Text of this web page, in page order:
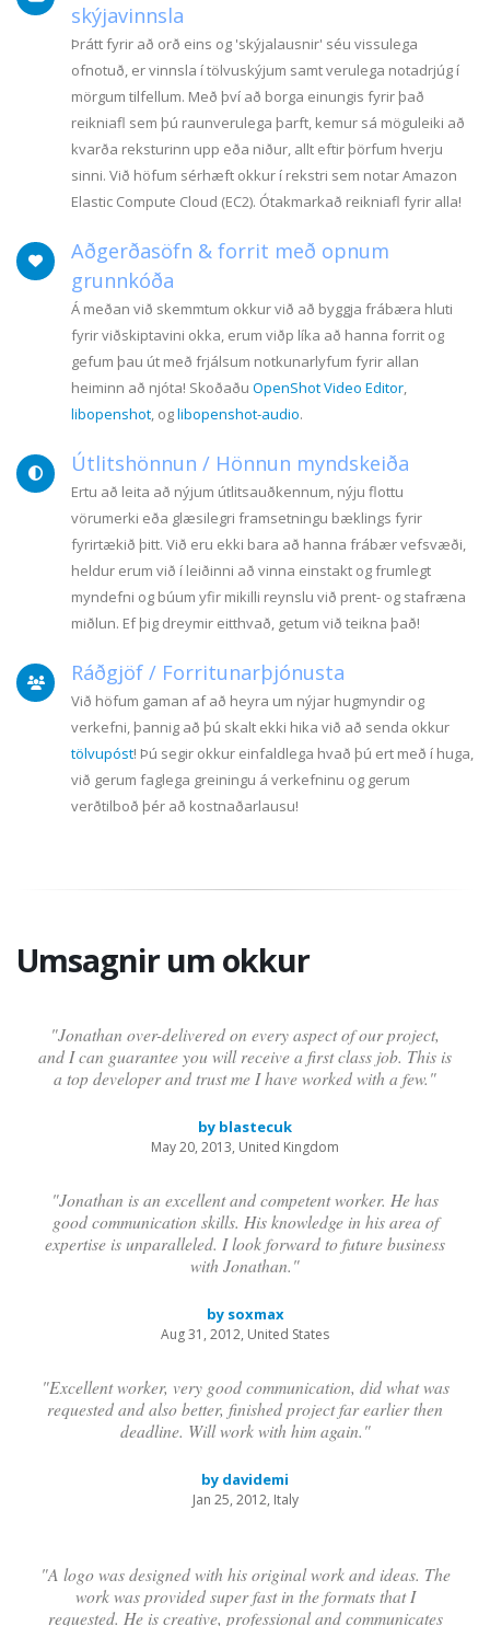
skýjavinnsla
Þrátt fyrir að orð eins og 'skýjalausnir' séu vissulega
ofnotuð, er vinnsla í tölvuskýjum samt verulega notadrjúg í
mörgum tilfellum. Með því að borga einungis fyrir það
reikniafl sem þú raunverulega þarft, kemur sá möguleiki að
kvarða reksturinn upp eða niður, allt eftir þörfum hverju
sinni. Við höfum sérhæft okkur í rekstri sem notar Amazon
Elastic Compute Cloud (EC2). Ótakmarkað reikniafl fyrir alla!
Aðgerðasöfn & forrit með opnum
grunnkóða
Á meðan við skemmtum okkur við að byggja frábæra hluti
fyrir viðskiptavini okka, erum viðp líka að hanna forrit og
gefum þau út með frjálsum notkunarlyfum fyrir allan
heiminn að njóta! Skoðaðu OpenShot Video Editor,
libopenshot, oglibopenshot-audio.
Útlitshönnun / Hönnun myndskeiða
Ertu að leita að nýjum útlitsauðkennum, nýju flottu
vörumerki eða glæsilegri framsetningu bæklings fyrir
fyrirtækið þitt. Við eru ekki bara að hanna frábær vefsvæði,
heldur erum við í leiðinni að vinna einstakt og frumlegt
myndefni og búum yfir mikilli reynslu við prent- og stafræna
miðlun. Ef þig dreymir eitthvað, getum við teikna það!
Ráðgjöf / Forritunarþjónusta
Við höfum gaman af að heyra um nýjar hugmyndir og
verkefni, þannig að þú skalt ekki hika við að senda okkur
tölvupóst! Þú segir okkur einfaldlega hvað þú ert með í huga,
við gerum faglega greiningu á verkefninu og gerum
verðtilboð þér að kostnaðarlausu!
Umsagnir um okkur
"Jonathan over-delivered on every aspect of our project,
and I can guarantee you will receive a first class job. This is
a top developer and trust me I have worked with a few."
by blastecuk
May 20, 2013, United Kingdom
"Jonathan is an excellent and competent worker. He has
good communication skills. His knowledge in his area of
expertise is unparalleled. I look forward to future business
with Jonathan."
by soxmax
Aug 31, 2012, United States
"Excellent worker, very good communication, did what was
requested and also better, finished project far earlier then
deadline. Will work with him again."
by davidemi
Jan 25, 2012, Italy
"A logo was designed with his original work and ideas. The
work was provided super fast in the formats that I
requested. He is creative, professional and communicates